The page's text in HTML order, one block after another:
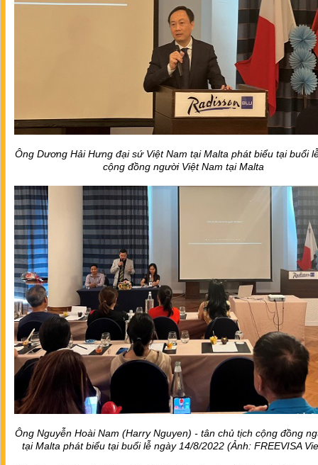
Ông Dương Hải Hưng đại sứ Việt Nam tại Malta phát biểu tại buổi
cộng đồng người Việt Nam tại Malta
Ông Nguyễn Hoài Nam (Harry Nguyen) - tân chủ tịch cộng đồng
tại Malta phát biểu tại buổi lễ ngày 14/8/2022 (Ảnh: FREEVISA